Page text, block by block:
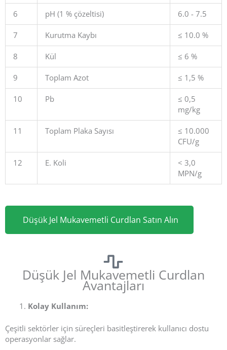
6 pH (1 % çözeltisi) 6.0 - 7.5
7 Kurutma Kaybı ≤ 10.0 %
8 Kül ≤ 6 %
9 Toplam Azot ≤ 1,5 %
10 Pb
≤ 0,5
mg/kg
11 Toplam Plaka Sayısı
≤ 10.000
CFU/g
12 E. Koli
< 3,0
MPN/g
Düşük Jel Mukavemetli Curdlan Satın Alın
Düşük Jel Mukavemetli Curdlan
Avantajları
Kolay Kullanım:
Çeşitli sektörler için süreçleri basitleştirerek kullanıcı dostu
operasyonlar sağlar.